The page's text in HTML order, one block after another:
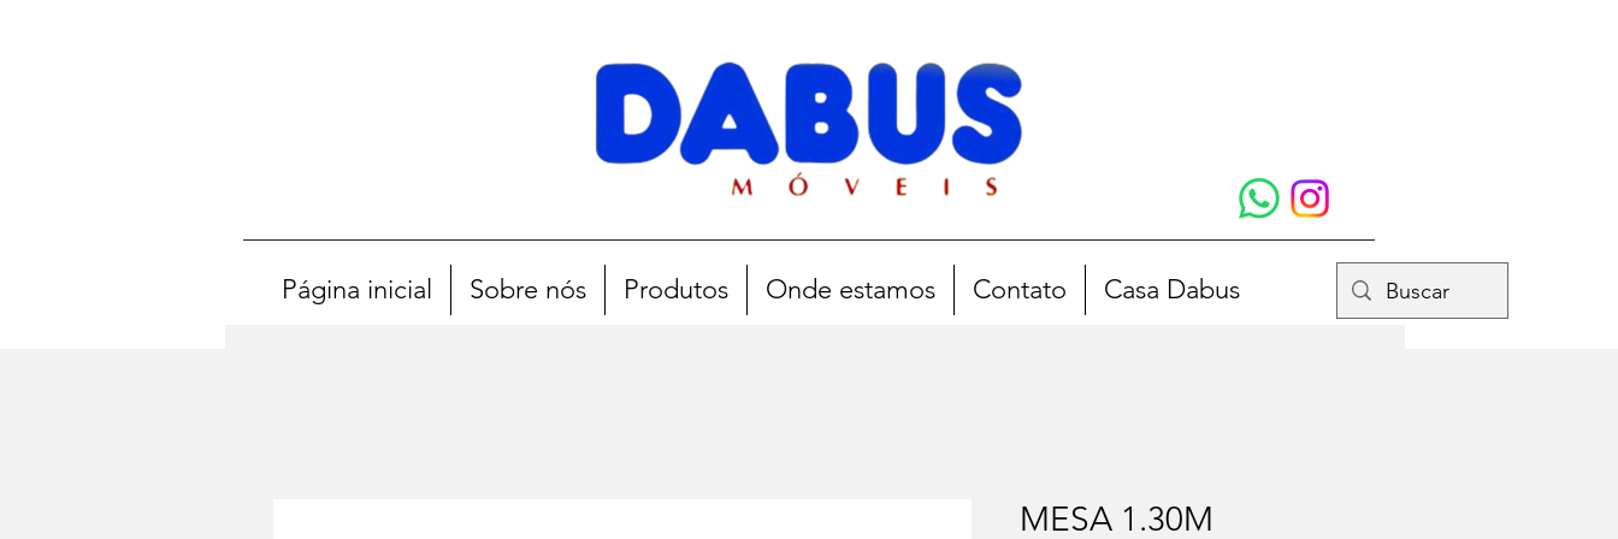
Página inicial Sobre nós Produtos Onde estamos Contato Casa Dabus
MESA 1.30M